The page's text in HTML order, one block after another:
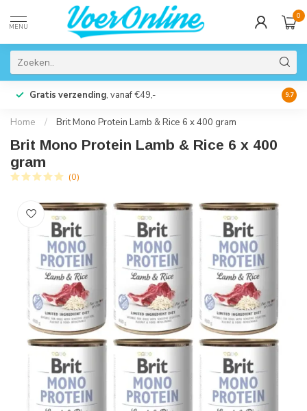
MENU
0
Gratis verzending, vanaf €49,- 9.7
Home / Brit Mono Protein Lamb & Rice 6 x 400 gram
Brit Mono Protein Lamb & Rice 6 x 400
gram
(0)